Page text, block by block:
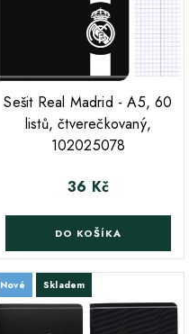
Sešit Real Madrid - A5, 60
listů, čtverečkovaný,
102025078
Cena
36 Kč
DO KOŠÍKA
Nové Skladem